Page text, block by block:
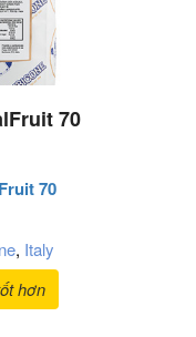
70
70
, Italy
hơn